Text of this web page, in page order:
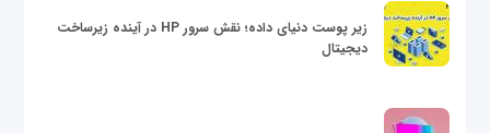
زیر پوست دنیای داده؛ نقش سرور HP در آینده زیرساخت
دیجیتال